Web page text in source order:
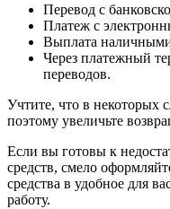
Перевод с
Платеж с
Выплата
Через платежный
переводов.
Учтите, что в некоторых
поэтому увеличьте
Если вы готовы к
средств, смело
средства в удобное для
работу.